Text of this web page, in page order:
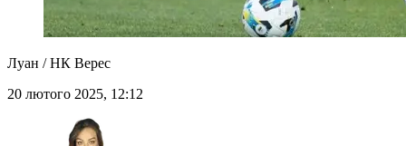
Луан / НК Верес
20 лютого 2025, 12:12